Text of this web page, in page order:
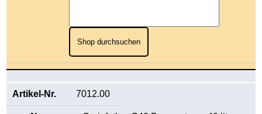
Shop durchsuchen
7012.00